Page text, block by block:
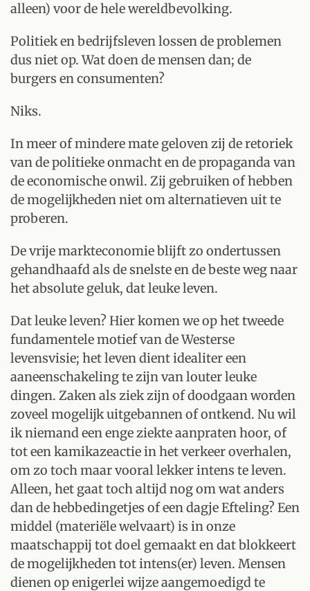
alleen) voor de hele wereldbevolking.
Politiek en bedrijfsleven lossen de problemen
dus niet op. Wat doen de mensen dan; de
burgers en consumenten?
Niks.
In meer of mindere mate geloven zij de retoriek
van de politieke onmacht en de propaganda van
de economische onwil. Zij gebruiken of hebben
de mogelijkheden niet om alternatieven uit te
proberen.
De vrije markteconomie blijft zo ondertussen
gehandhaafd als de snelste en de beste weg naar
het absolute geluk, dat leuke leven.
Dat leuke leven? Hier komen we op het tweede
fundamentele motief van de Westerse
levensvisie; het leven dient idealiter een
aaneenschakeling te zijn van louter leuke
dingen. Zaken als ziek zijn of doodgaan worden
zoveel mogelijk uitgebannen of ontkend. Nu wil
ik niemand een enge ziekte aanpraten hoor, of
tot een kamikazeactie in het verkeer overhalen,
om zo toch maar vooral lekker intens te leven.
Alleen, het gaat toch altijd nog om wat anders
dan de hebbedingetjes of een dagje Efteling? Een
middel (materiële welvaart) is in onze
maatschappij tot doel gemaakt en dat blokkeert
de mogelijkheden tot intens(er) leven. Mensen
dienen op enigerlei wijze aangemoedigd te